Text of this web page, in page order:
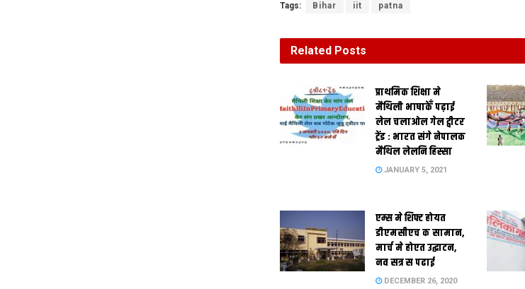
Tags: Bihar iit patna
Related Posts
प्राथमिक शि‍क्षा मे
मैथि‍ली भाषाकेँ पढ़ाई
लेल चलाओल गेल ट्वीटर
ट्रेंड : भारत संगे नेपालक
मैथिल लेलनि हिस्सा
JANUARY 5, 2021
एम्स मे शिफ्ट होयत
डीएमसीएच क सामान,
मार्च मे होएत उद्घाटन,
नव सत्र स पढाई
DECEMBER 26, 2020